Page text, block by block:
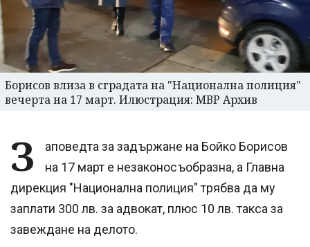
Борисов влиза в сградата на "Национална полиция"
вечерта на 17 март. Илюстрация: МВР Архив
З
аповедта за задържане на Бойко Борисов
на 17 март е незаконосъобразна, а Главна
дирекция "Национална полиция" трябва да му
заплати 300 лв. за адвокат, плюс 10 лв. такса за
завеждане на делото.